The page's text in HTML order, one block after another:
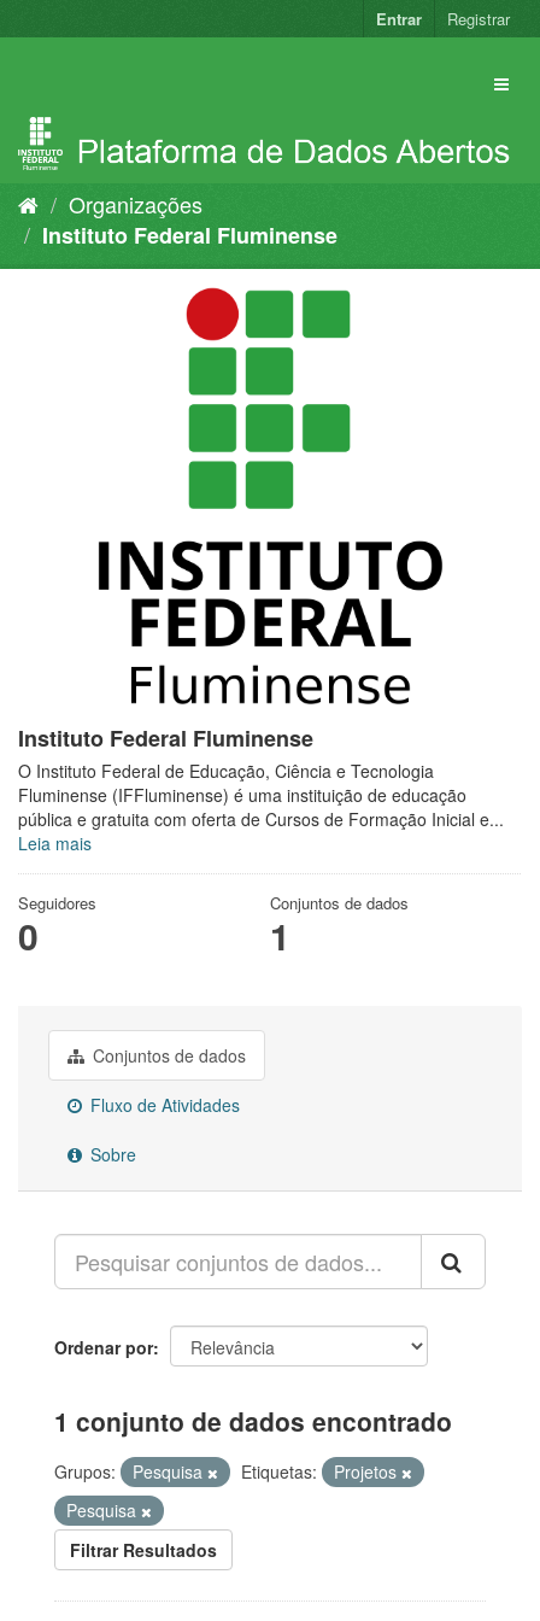
para
Entrar Registrar
Organizações
Instituto Federal Fluminense
Instituto Federal Fluminense
O Instituto Federal de Educação, Ciência e Tecnologia
Fluminense (IFFluminense) é uma instituição de educação
pública e gratuita com oferta de Cursos de Formação Inicial e...
Leia mais
Seguidores
0
Conjuntos de dados
1
Conjuntos de dados
Fluxo de Atividades
Sobre
Ordenar por
1 conjunto de dados encontrado
Grupos: Pesquisa Etiquetas:
Projetos
Pesquisa
Filtrar Resultados